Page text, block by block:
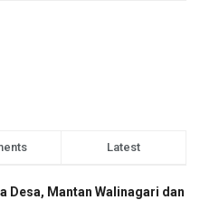
Latest
Desa, Mantan Walinagari dan